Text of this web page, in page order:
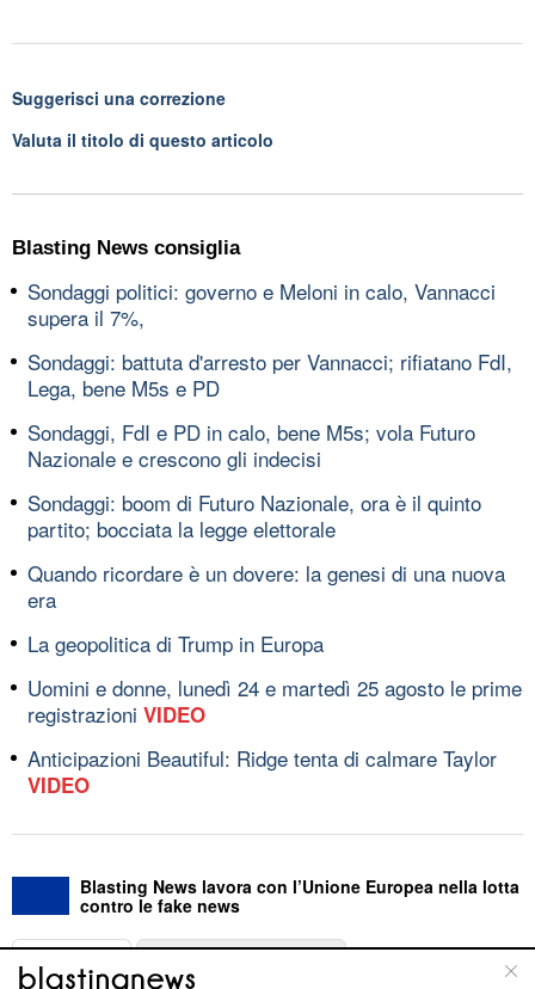
Suggerisci una correzione
Valuta il titolo di questo articolo
Blasting News consiglia
Sondaggi politici: governo e Meloni in calo, Vannacci
supera il 7%,
Sondaggi: battuta d'arresto per Vannacci; rifiatano FdI,
Lega, bene M5s e PD
Sondaggi, FdI e PD in calo, bene M5s; vola Futuro
Nazionale e crescono gli indecisi
Sondaggi: boom di Futuro Nazionale, ora è il quinto
partito; bocciata la legge elettorale
Quando ricordare è un dovere: la genesi di una nuova
era
La geopolitica di Trump in Europa
Uomini e donne, lunedì 24 e martedì 25 agosto le prime
registrazioni VIDEO
Anticipazioni Beautiful: Ridge tenta di calmare Taylor
VIDEO
Blasting News lavora con l’Unione Europea nella lotta
contro le fake news
ABOUT